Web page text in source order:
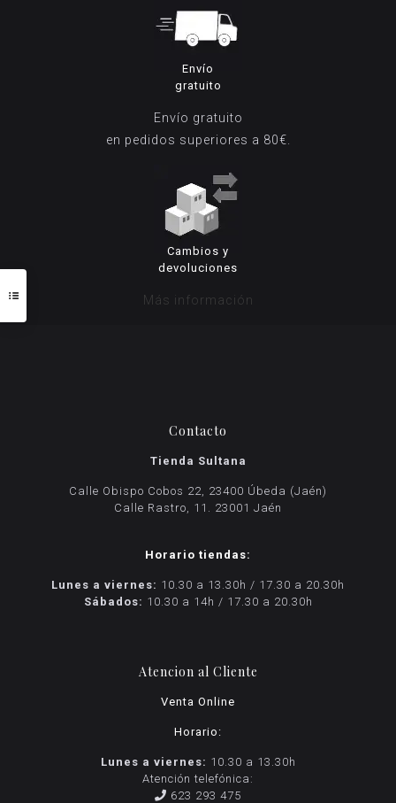
Envío
gratuito
Envío gratuito
en pedidos superiores a 80€.
Cambios y
devoluciones
Más información
Contacto
Tienda Sultana
Calle Obispo Cobos 22, 23400 Úbeda (Jaén)
Calle Rastro, 11. 23001 Jaén
Horario tiendas:
Lunes a viernes: 10.30 a 13.30h / 17.30 a 20.30h
Sábados: 10.30 a 14h / 17.30 a 20.30h
Atencion al Cliente
Venta Online
Horario:
Lunes a viernes: 10.30 a 13.30h
Atención telefónica:
623 293 475